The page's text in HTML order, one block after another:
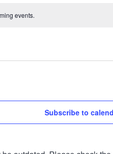
events.
Subscribe to